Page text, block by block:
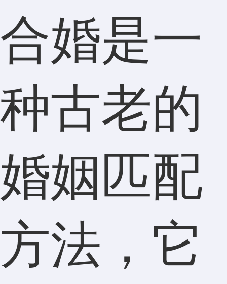
合婚是一
种古老的
婚姻匹配
方法，它